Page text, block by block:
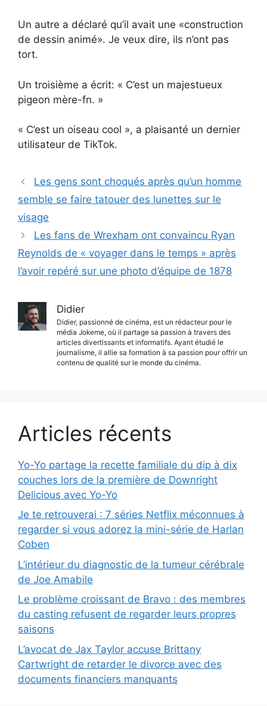
Un autre a déclaré qu’il avait une «construction
de dessin animé». Je veux dire, ils n’ont pas
tort.
Un troisième a écrit: « C’est un majestueux
pigeon mère-fn. »
« C’est un oiseau cool », a plaisanté un dernier
utilisateur de TikTok.
Les gens sont choqués après qu’un homme
semble se faire tatouer des lunettes sur le
visage
Les fans de Wrexham ont convaincu Ryan
Reynolds de « voyager dans le temps » après
l’avoir repéré sur une photo d’équipe de 1878
Didier
Didier, passionné de cinéma, est un rédacteur pour le
média Jokeme, où il partage sa passion à travers des
articles divertissants et informatifs. Ayant étudié le
journalisme, il allie sa formation à sa passion pour offrir un
contenu de qualité sur le monde du cinéma.
Articles récents
Yo-Yo partage la recette familiale du dip à dix
couches lors de la première de Downright
Delicious avec Yo-Yo
Je te retrouverai : 7 séries Netflix méconnues à
regarder si vous adorez la mini-série de Harlan
Coben
L’intérieur du diagnostic de la tumeur cérébrale
de Joe Amabile
Le problème croissant de Bravo : des membres
du casting refusent de regarder leurs propres
saisons
L’avocat de Jax Taylor accuse Brittany
Cartwright de retarder le divorce avec des
documents financiers manquants